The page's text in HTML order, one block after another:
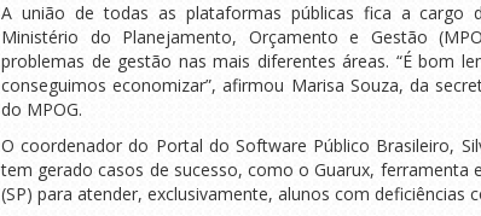
A união de todas as plataformas públicas fica a cargo
Ministério do Planejamento, Orçamento e Gestão
problemas de gestão nas mais diferentes áreas. “É bom
conseguimos economizar”, afirmou Marisa Souza, da
do MPOG.
O coordenador do Portal do Software Público Brasileiro,
tem gerado casos de sucesso, como o Guarux, ferramenta
(SP) para atender, exclusivamente, alunos com deficiências